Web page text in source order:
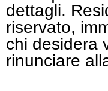
dettagli.
riservato,
chi desidera
rinunciare